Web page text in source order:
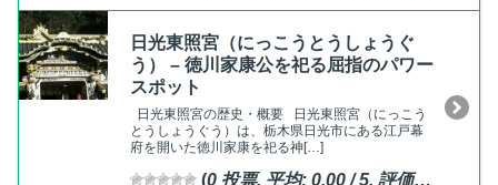
日光東照宮（にっこうとうしょうぐ
う） – 徳川家康公を祀る屈指のパワー
スポット
日光東照宮の歴史・概要 日光東照宮（にっこう
とうしょうぐう）は、栃木県日光市にある江戸幕
府を開いた徳川家康を祀る神[…]
(0 投票, 平均: 0.00 / 5, 評価済